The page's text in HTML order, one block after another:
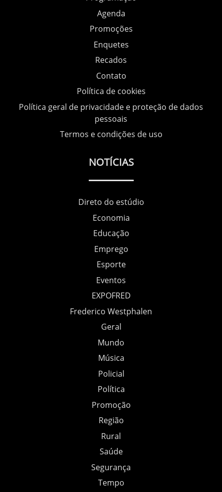
Agenda
Promoções
Enquetes
Recados
Contato
Política de cookies
Política geral de privacidade e proteção de dados
pessoais
Termos e condições de uso
NOTÍCIAS
Direto do estúdio
Economia
Educação
Emprego
Esporte
Eventos
EXPOFRED
Frederico Westphalen
Geral
Mundo
Música
Policial
Política
Promoção
Região
Rural
Saúde
Segurança
Tempo